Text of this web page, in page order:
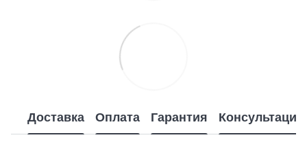
Доставка Оплата Гарантия Консультация